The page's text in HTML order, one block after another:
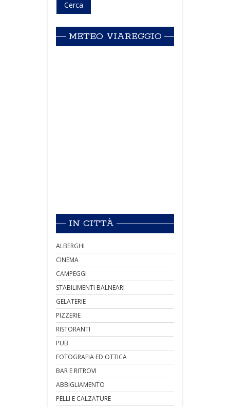
METEO VIAREGGIO
IN CITTÀ
ALBERGHI
CINEMA
CAMPEGGI
STABILIMENTI BALNEARI
GELATERIE
PIZZERIE
RISTORANTI
PUB
FOTOGRAFIA ED OTTICA
BAR E RITROVI
ABBIGLIAMENTO
PELLI E CALZATURE